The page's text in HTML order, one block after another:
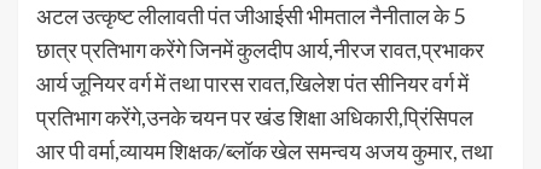
अटल उत्कृष्ट लीलावती पंत जीआईसी भीमताल नैनीताल के 5
छात्र प्रतिभाग करेंगे जिनमें कुलदीप आर्य,नीरज रावत,प्रभाकर
आर्य जूनियर वर्ग में तथा पारस रावत,खिलेश पंत सीनियर वर्ग में
प्रतिभाग करेंगे,उनके चयन पर खंड शिक्षा अधिकारी,प्रिंसिपल
आर पी वर्मा,व्यायम शिक्षक/ब्लॉक खेल समन्वय अजय कुमार, तथा